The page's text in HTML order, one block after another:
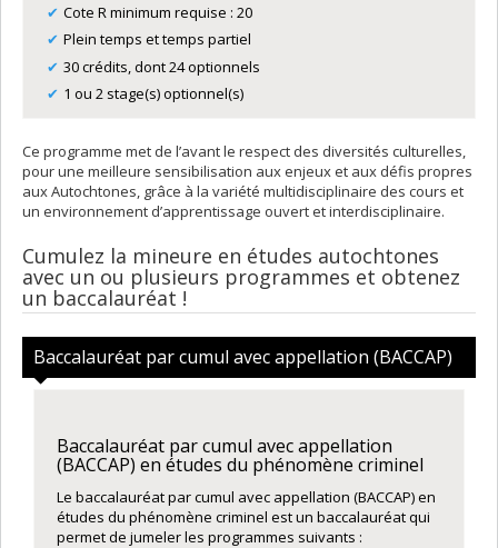
Cote R minimum requise : 20
Plein temps et temps partiel
30 crédits, dont 24 optionnels
1 ou 2 stage(s) optionnel(s)
Ce programme met de l’avant le respect des diversités culturelles,
pour une meilleure sensibilisation aux enjeux et aux défis propres
aux Autochtones, grâce à la variété multidisciplinaire des cours et
un environnement d’apprentissage ouvert et interdisciplinaire.
Cumulez la mineure en études autochtones
avec un ou plusieurs programmes et obtenez
un baccalauréat !
Baccalauréat par cumul avec appellation (BACCAP)
Baccalauréat par cumul avec appellation
(BACCAP) en études du phénomène criminel
Le baccalauréat par cumul avec appellation (BACCAP) en
études du phénomène criminel est un baccalauréat qui
permet de jumeler les programmes suivants :